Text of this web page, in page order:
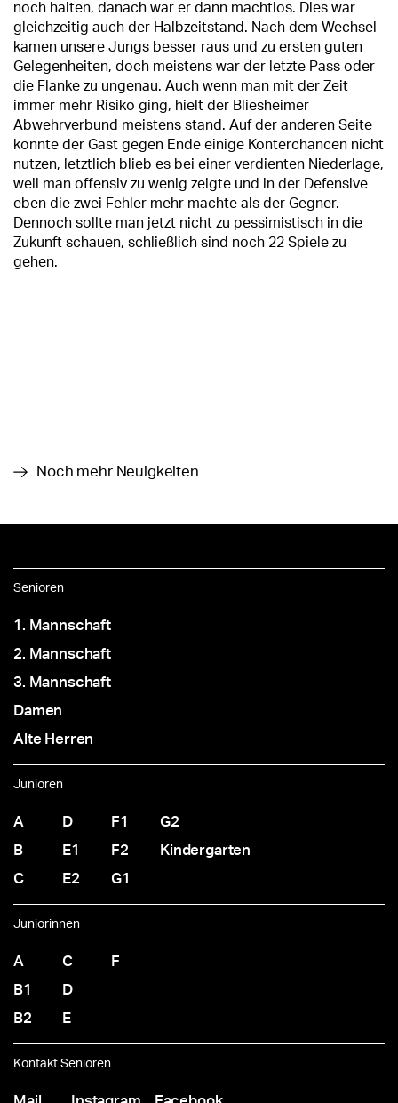
noch halten, danach war er dann machtlos. Dies war
gleichzeitig auch der Halbzeitstand. Nach dem Wechsel
kamen unsere Jungs besser raus und zu ersten guten
Gelegenheiten, doch meistens war der letzte Pass oder
die Flanke zu ungenau. Auch wenn man mit der Zeit
immer mehr Risiko ging, hielt der Bliesheimer
Abwehrverbund meistens stand. Auf der anderen Seite
konnte der Gast gegen Ende einige Konterchancen nicht
nutzen, letztlich blieb es bei einer verdienten Niederlage,
weil man offensiv zu wenig zeigte und in der Defensive
eben die zwei Fehler mehr machte als der Gegner.
Dennoch sollte man jetzt nicht zu pessimistisch in die
Zukunft schauen, schließlich sind noch 22 Spiele zu
gehen.
Noch mehr Neuigkeiten
Senioren
1. Mannschaft
2. Mannschaft
3. Mannschaft
Damen
Alte Herren
Junioren
A
B
C
D
E1
E2
F1
F2
G1
G2
Kindergarten
Juniorinnen
A
B1
B2
C
D
E
F
Kontakt Senioren